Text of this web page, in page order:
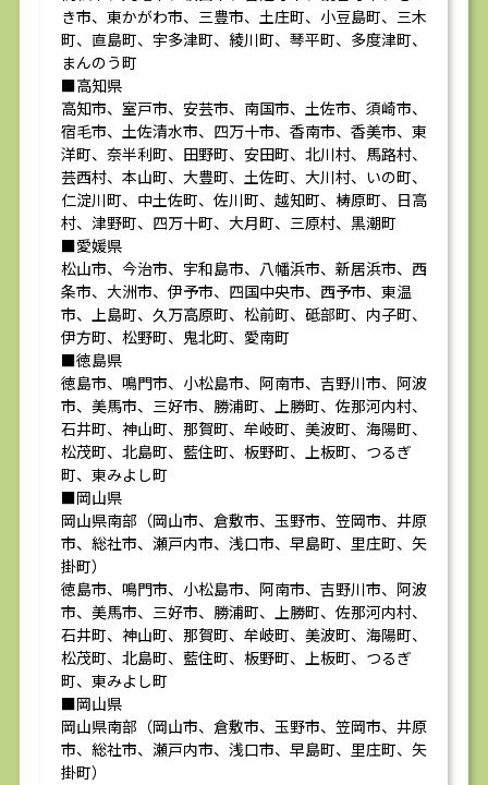
き市、東かがわ市、三豊市、土庄町、小豆島町、三木
町、直島町、宇多津町、綾川町、琴平町、多度津町、
まんのう町
■高知県
高知市、室戸市、安芸市、南国市、土佐市、須崎市、
宿毛市、土佐清水市、四万十市、香南市、香美市、東
洋町、奈半利町、田野町、安田町、北川村、馬路村、
芸西村、本山町、大豊町、土佐町、大川村、いの町、
仁淀川町、中土佐町、佐川町、越知町、梼原町、日高
村、津野町、四万十町、大月町、三原村、黒潮町
■愛媛県
松山市、今治市、宇和島市、八幡浜市、新居浜市、西
条市、大洲市、伊予市、四国中央市、西予市、東温
市、上島町、久万高原町、松前町、砥部町、内子町、
伊方町、松野町、鬼北町、愛南町
■徳島県
徳島市、鳴門市、小松島市、阿南市、吉野川市、阿波
市、美馬市、三好市、勝浦町、上勝町、佐那河内村、
石井町、神山町、那賀町、牟岐町、美波町、海陽町、
松茂町、北島町、藍住町、板野町、上板町、つるぎ
町、東みよし町
■岡山県
岡山県南部（岡山市、倉敷市、玉野市、笠岡市、井原
市、総社市、瀬戸内市、浅口市、早島町、里庄町、矢
掛町）
徳島市、鳴門市、小松島市、阿南市、吉野川市、阿波
市、美馬市、三好市、勝浦町、上勝町、佐那河内村、
石井町、神山町、那賀町、牟岐町、美波町、海陽町、
松茂町、北島町、藍住町、板野町、上板町、つるぎ
町、東みよし町
■岡山県
岡山県南部（岡山市、倉敷市、玉野市、笠岡市、井原
市、総社市、瀬戸内市、浅口市、早島町、里庄町、矢
掛町）